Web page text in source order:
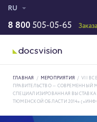
RU
8 800 505-05-65
ГЛАВНАЯ / МЕРОПРИЯТИЯ / VII
ПРАВИТЕЛЬСТВО — СОВРЕМЕННЫЙ
СПЕЦИАЛИЗИРОВАННАЯ
ТЮМЕНСКОЙ ОБЛАСТИ 2014»